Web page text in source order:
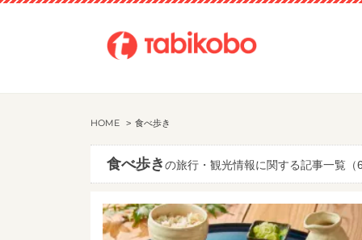
HOME 食べ歩き
食べ歩きの旅行・観光情報に関する記事一覧（